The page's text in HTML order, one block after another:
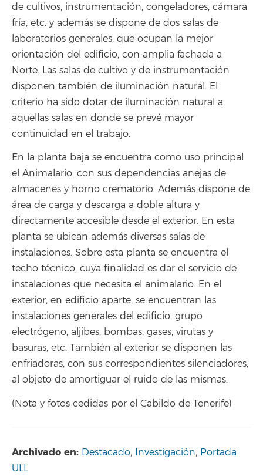
de cultivos, instrumentación, congeladores, cámara
fría, etc. y además se dispone de dos salas de
laboratorios generales, que ocupan la mejor
orientación del edificio, con amplia fachada a
Norte. Las salas de cultivo y de instrumentación
disponen también de iluminación natural. El
criterio ha sido dotar de iluminación natural a
aquellas salas en donde se prevé mayor
continuidad en el trabajo.
En la planta baja se encuentra como uso principal
el Animalario, con sus dependencias anejas de
almacenes y horno crematorio. Además dispone de
área de carga y descarga a doble altura y
directamente accesible desde el exterior. En esta
planta se ubican además diversas salas de
instalaciones. Sobre esta planta se encuentra el
techo técnico, cuya finalidad es dar el servicio de
instalaciones que necesita el animalario. En el
exterior, en edificio aparte, se encuentran las
instalaciones generales del edificio, grupo
electrógeno, aljibes, bombas, gases, virutas y
basuras, etc. También al exterior se disponen las
enfriadoras, con sus correspondientes silenciadores,
al objeto de amortiguar el ruido de las mismas.
(Nota y fotos cedidas por el Cabildo de Tenerife)
Archivado en: Destacado, Investigación, Portada
ULL